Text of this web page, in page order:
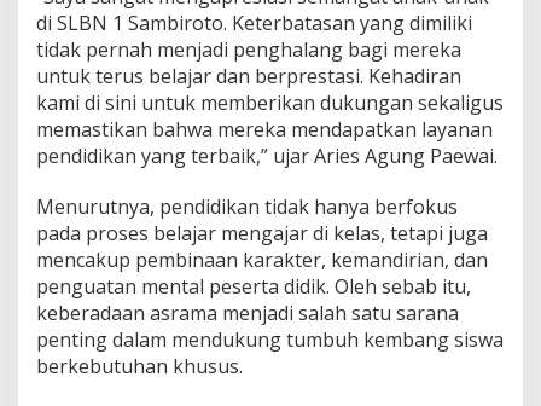
a
t
u
B
a
r
u
t
u
k
u
r
i
d
di SLBN 1 Sambiroto. Keterbatasan yang dimiliki
tidak pernah menjadi penghalang bagi mereka
untuk terus belajar dan berprestasi. Kehadiran
kami di sini untuk memberikan dukungan sekaligus
memastikan bahwa mereka mendapatkan layanan
pendidikan yang terbaik,” ujar Aries Agung Paewai.
Menurutnya, pendidikan tidak hanya berfokus
pada proses belajar mengajar di kelas, tetapi juga
mencakup pembinaan karakter, kemandirian, dan
penguatan mental peserta didik. Oleh sebab itu,
keberadaan asrama menjadi salah satu sarana
penting dalam mendukung tumbuh kembang siswa
berkebutuhan khusus.